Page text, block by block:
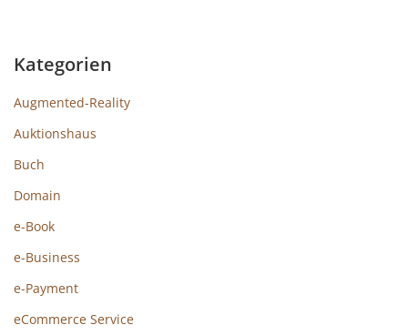
Kategorien
Augmented-Reality
Auktionshaus
Buch
Domain
e-Book
e-Business
e-Payment
eCommerce Service